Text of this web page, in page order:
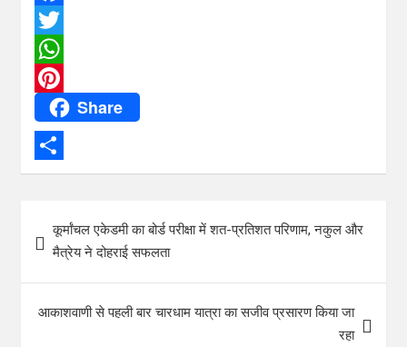
F
a
c
b
o
T
w
t
t
W
a
t
p
p
i
n
r
e
s
Share
S
navigation
कूर्मांचल एकेडमी का बोर्ड परीक्षा में शत-प्रतिशत परिणाम, नकुल और
मैत्रेय ने दोहराई सफलता
आकाशवाणी से पहली बार चारधाम यात्रा का सजीव प्रसारण किया जा
रहा